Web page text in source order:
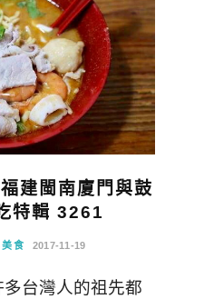
建閩南廈門與鼓
特輯 3261
食 2017-11-19
台灣人的祖先都